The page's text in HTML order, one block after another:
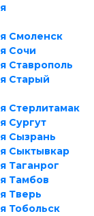
Смоленск
Сочи
Ставрополь
Старый
Стерлитамак
Сургут
Сызрань
Сыктывкар
Таганрог
Тамбов
Тверь
Тобольск